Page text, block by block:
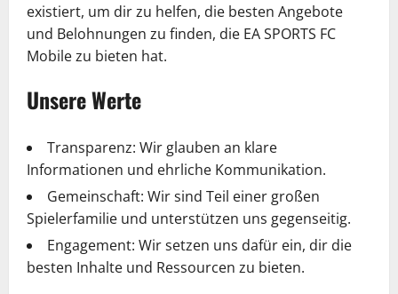
existiert, um dir zu helfen, die besten Angebote
und Belohnungen zu finden, die EA SPORTS FC
Mobile zu bieten hat.
Unsere Werte
Transparenz: Wir glauben an klare
Informationen und ehrliche Kommunikation.
Gemeinschaft: Wir sind Teil einer großen
Spielerfamilie und unterstützen uns gegenseitig.
Engagement: Wir setzen uns dafür ein, dir die
besten Inhalte und Ressourcen zu bieten.